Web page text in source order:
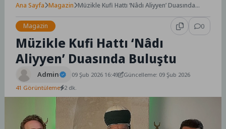
Ana Sayfa Magazin Müzikle Kufi Hattı ‘Nâdı Aliyyen’ Duasında
Magazin
0
Müzikle Kufi Hattı ‘Nâdı
Aliyyen’ Duasında Buluştu
Admin 09 Şub 2026 16:49
Güncelleme: 09 Şub 2026
41 Görüntüleme 2 dk.